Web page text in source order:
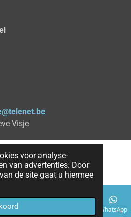
voor analyse-
van advertenties. Door
de site gaat u hiermee
Visje
WhatsApp